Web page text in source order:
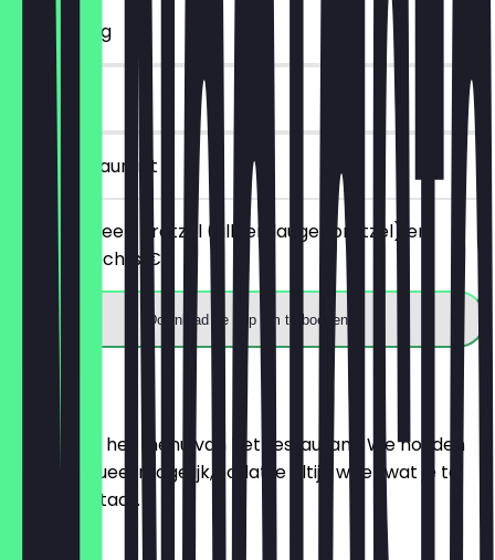
~€ 1 korting
30 dagen
in het restaurant
Je bestelt een pretzel (alleen laugenpretzel) en
betaalt slechts €1.
Download de app om te boeken
Menu
Hier vind je het menu van het restaurant. We houden
het zo actueel mogelijk, zodat je altijd weet wat je te
wachten staat.